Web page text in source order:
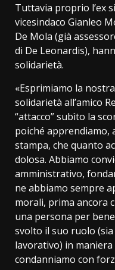
Tuttavia proprio l’ex
vicesindaco Gianleo
De Mola (già
di De Leonardis),
solidarietà.
«Esprimiamo la
solidarietà all’amico
“attacco” subìto la
poiché
stampa, che quanto
dolosa. Abbiamo
amministrativo,
ne abbiamo sempre
morali, prima ancora
una persona per
svolto il suo ruolo
lavorativo) in
condanniamo con